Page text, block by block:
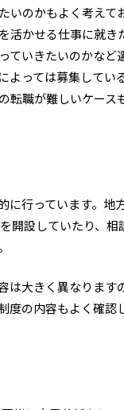
いのかもよく考えて
活かせる仕事に就き
ていきたいのかなど
よっては募集してい
転職が難しいケース
に行っています。地
開設していたり、相
は大きく異なります
度の内容もよく確認